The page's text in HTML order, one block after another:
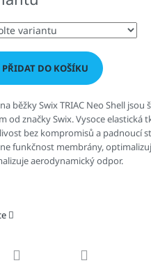
PŘIDAT DO KOŠÍKU
běžky Swix TRIAC Neo Shell jsou
od značky Swix. Vysoce elastická
bez kompromisů a padnoucí
funkčnost membrány,
aerodynamický odpor.